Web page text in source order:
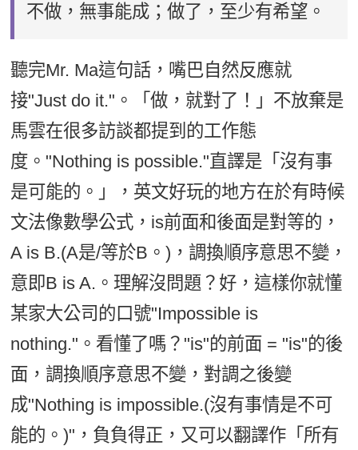
不做，無事能成；做了，至少有希望。
聽完Mr. Ma這句話，嘴巴自然反應就
接"Just do it."。「做，就對了！」不放棄是
馬雲在很多訪談都提到的工作態
度。"Nothing is possible."直譯是「沒有事
是可能的。」，英文好玩的地方在於有時候
文法像數學公式，is前面和後面是對等的，
A is B.(A是/等於B。)，調換順序意思不變，
意即B is A.。理解沒問題？好，這樣你就懂
某家大公司的口號"Impossible is
nothing."。看懂了嗎？"is"的前面 = "is"的後
面，調換順序意思不變，對調之後變
成"Nothing is impossible.(沒有事情是不可
能的。)"，負負得正，又可以翻譯作「所有